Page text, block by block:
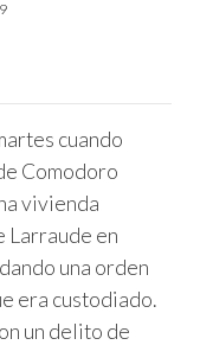
cuando
Comodoro
vivienda
Larraude en
una orden
era custodiado.
un delito de